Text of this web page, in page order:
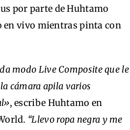
por parte de Huhtamo
en vivo mientras pinta con
modo Live Composite que le
cámara apila varios
, escribe Huhtamo en
“Llevo ropa negra y me